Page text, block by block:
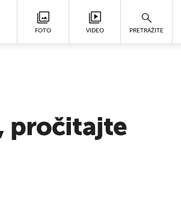
FOTO VIDEO PRETRAŽITE
pročitajte